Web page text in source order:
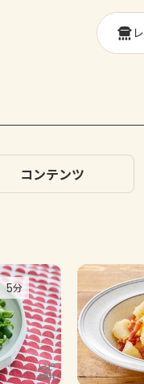
コンテンツ
5分